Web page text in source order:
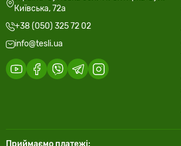
Київська, 72а
+38 (050) 325 72 02
info@tesli.ua
Приймаємо платежі: